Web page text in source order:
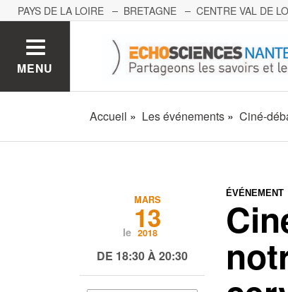
PAYS DE LA LOIRE BRETAGNE CENTRE VAL DE
MENU
Accueil Les événements Ciné-
ÉVÉNEMENT
le
MARS
13
2018
DE 18:30 À 20:30